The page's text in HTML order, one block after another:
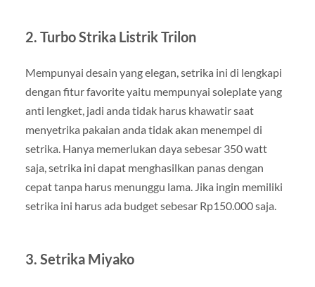
2. Turbo Strika Listrik Trilon
Mempunyai desain yang elegan, setrika ini di lengkapi
dengan fitur favorite yaitu mempunyai soleplate yang
anti lengket, jadi anda tidak harus khawatir saat
menyetrika pakaian anda tidak akan menempel di
setrika. Hanya memerlukan daya sebesar 350 watt
saja, setrika ini dapat menghasilkan panas dengan
cepat tanpa harus menunggu lama. Jika ingin memiliki
setrika ini harus ada budget sebesar Rp150.000 saja.
3. Setrika Miyako